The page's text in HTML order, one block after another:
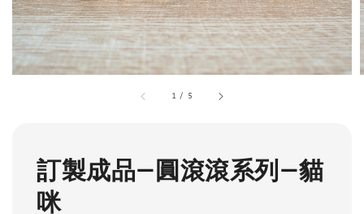
1 / 5
訂製成品—圓滾滾系列—貓
咪